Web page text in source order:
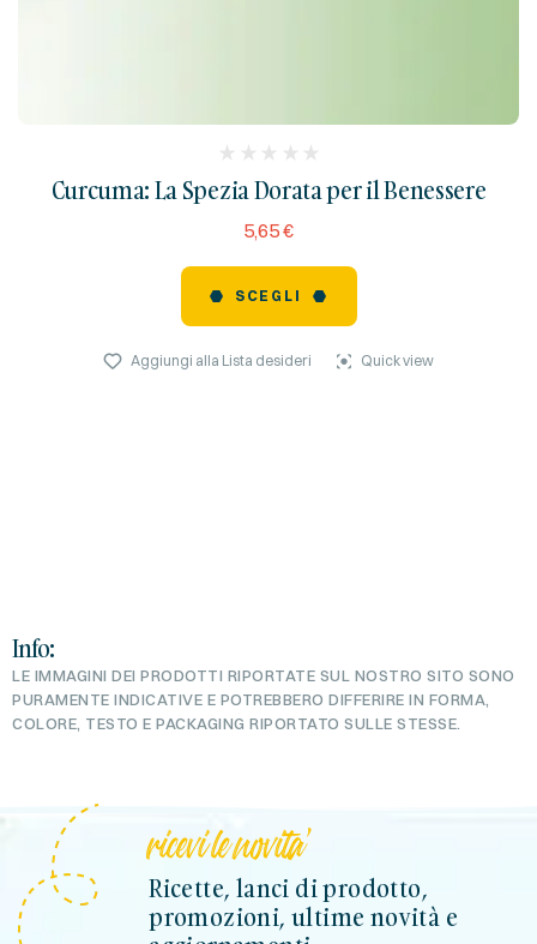
Curcuma: La Spezia Dorata per il Benessere
reviews)
5,65€
SCEGLI
Aggiungi alla Lista desideri Quick view
Info:
LE IMMAGINI DEI PRODOTTI RIPORTATE SUL NOSTRO SITO SONO
PURAMENTE INDICATIVE E POTREBBERO DIFFERIRE IN FORMA,
COLORE, TESTO E PACKAGING RIPORTATO SULLE STESSE.
ricevi le novita'
Ricette, lanci di prodotto,
promozioni, ultime novità e